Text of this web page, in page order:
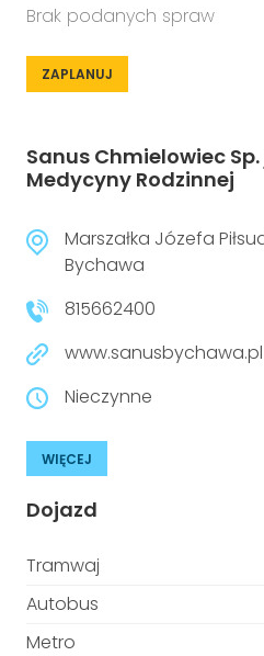
Brak podanych spraw
ZAPLANUJ
Sanus Chmielowiec
Medycyny Rodzinnej
Marszałka Józefa
Bychawa
815662400
www.sanusbychawa.pl
Nieczynne
WIĘCEJ
Dojazd
Tramwaj
Autobus
Metro